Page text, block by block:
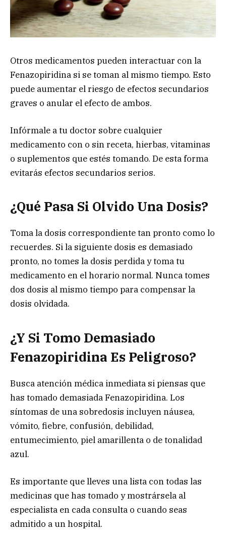
Otros medicamentos pueden interactuar con la
Fenazopiridina si se toman al mismo tiempo. Esto
puede aumentar el riesgo de efectos secundarios
graves o anular el efecto de ambos.
Infórmale a tu doctor sobre cualquier
medicamento con o sin receta, hierbas, vitaminas
o suplementos que estés tomando. De esta forma
evitarás efectos secundarios serios.
¿Qué Pasa Si Olvido Una Dosis?
Toma la dosis correspondiente tan pronto como lo
recuerdes. Si la siguiente dosis es demasiado
pronto, no tomes la dosis perdida y toma tu
medicamento en el horario normal. Nunca tomes
dos dosis al mismo tiempo para compensar la
dosis olvidada.
¿Y Si Tomo Demasiado
Fenazopiridina Es Peligroso?
Busca atención médica inmediata si piensas que
has tomado demasiada Fenazopiridina. Los
síntomas de una sobredosis incluyen náusea,
vómito, fiebre, confusión, debilidad,
entumecimiento, piel amarillenta o de tonalidad
azul.
Es importante que lleves una lista con todas las
medicinas que has tomado y mostrársela al
especialista en cada consulta o cuando seas
admitido a un hospital.